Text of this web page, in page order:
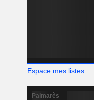
Espace mes listes
Palmarès